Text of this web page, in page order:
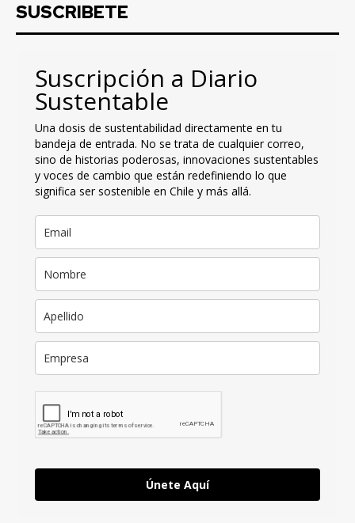
SUSCRIBETE
Suscripción a Diario
Sustentable
Una dosis de sustentabilidad directamente en tu
bandeja de entrada. No se trata de cualquier correo,
sino de historias poderosas, innovaciones sustentables
y voces de cambio que están redefiniendo lo que
significa ser sostenible en Chile y más allá.
Únete Aquí